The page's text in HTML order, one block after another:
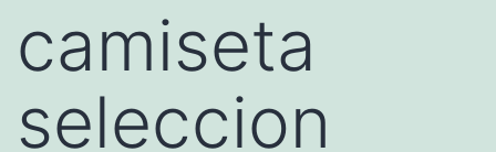
camiseta
seleccion